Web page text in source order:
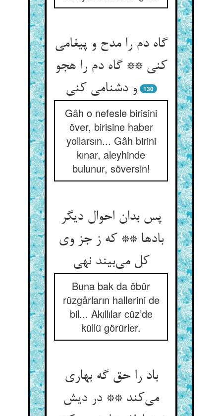
گاه دم را مدح و پیغامی
کنی ** گاه دم را هجو
و دشنامی کنی
130
Gâh o nefesle birisini
över, birisine haber
yollarsın... Gâh birini
kınar, aleyhinde
bulunur, söversin!
پس بدان احوال دیگر
بادها ** که ز جز وی
کل می‌بیند نهی
Buna bak da öbür
rüzgârların hallerini de
bil... Akıllılar cüz’de
küllü görürler.
باد را حق گه بهاری
می‌کند ** در دیش